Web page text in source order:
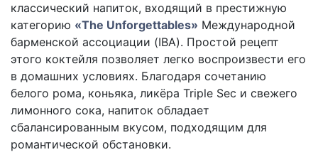
классический напиток, входящий в престижную
категорию «The Unforgettables» Международной
барменской ассоциации (IBA). Простой рецепт
этого коктейля позволяет легко воспроизвести его
в домашних условиях. Благодаря сочетанию
белого рома, коньяка, ликёра Triple Sec и свежего
лимонного сока, напиток обладает
сбалансированным вкусом, подходящим для
романтической обстановки.